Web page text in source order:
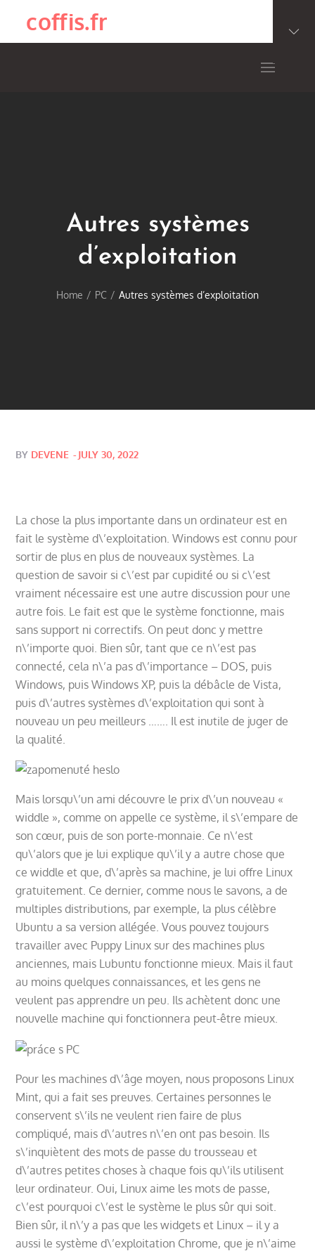
content
coffis.fr
Autres systèmes
d’exploitation
Home PC Autres systèmes d’exploitation
BY DEVENE Posted
JULY 30, 2022
La chose la plus importante dans un ordinateur est en
fait le système d\’exploitation. Windows est connu pour
sortir de plus en plus de nouveaux systèmes. La
question de savoir si c\’est par cupidité ou si c\’est
vraiment nécessaire est une autre discussion pour une
autre fois. Le fait est que le système fonctionne, mais
sans support ni correctifs. On peut donc y mettre
n\’importe quoi. Bien sûr, tant que ce n\’est pas
connecté, cela n\’a pas d\’importance – DOS, puis
Windows, puis Windows XP, puis la débâcle de Vista,
puis d\’autres systèmes d\’exploitation qui sont à
nouveau un peu meilleurs ……. Il est inutile de juger de
la qualité.
Mais lorsqu\’un ami découvre le prix d\’un nouveau «
widdle », comme on appelle ce système, il s\’empare de
son cœur, puis de son porte-monnaie. Ce n\’est
qu\’alors que je lui explique qu\’il y a autre chose que
ce widdle et que, d\’après sa machine, je lui offre Linux
gratuitement. Ce dernier, comme nous le savons, a de
multiples distributions, par exemple, la plus célèbre
Ubuntu a sa version allégée. Vous pouvez toujours
travailler avec Puppy Linux sur des machines plus
anciennes, mais Lubuntu fonctionne mieux. Mais il faut
au moins quelques connaissances, et les gens ne
veulent pas apprendre un peu. Ils achètent donc une
nouvelle machine qui fonctionnera peut-être mieux.
Pour les machines d\’âge moyen, nous proposons Linux
Mint, qui a fait ses preuves. Certaines personnes le
conservent s\’ils ne veulent rien faire de plus
compliqué, mais d\’autres n\’en ont pas besoin. Ils
s\’inquiètent des mots de passe du trousseau et
d\’autres petites choses à chaque fois qu\’ils utilisent
leur ordinateur. Oui, Linux aime les mots de passe,
c\’est pourquoi c\’est le système le plus sûr qui soit.
Bien sûr, il n\’y a pas que les widgets et Linux – il y a
aussi le système d\’exploitation Chrome, que je n\’aime